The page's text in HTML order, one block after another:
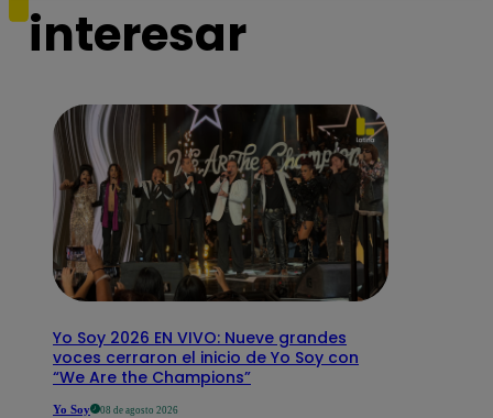
interesar
Yo Soy 2026 EN VIVO: Nueve grandes
voces cerraron el inicio de Yo Soy con
“We Are the Champions”
Yo Soy 08 de agosto 2026